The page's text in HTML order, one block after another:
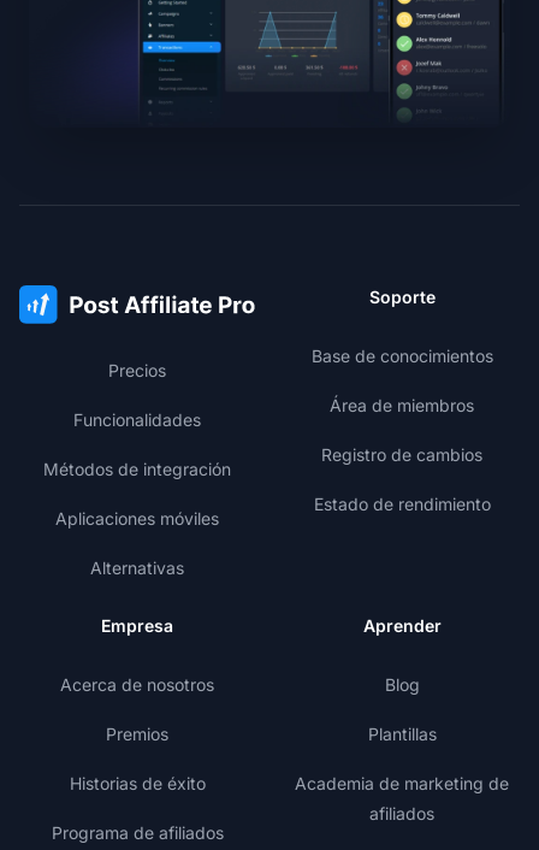
Precios
Funcionalidades
Métodos de integración
Aplicaciones móviles
Alternativas
Soporte
Base de conocimientos
Área de miembros
Registro de cambios
Estado de rendimiento
Empresa
Acerca de nosotros
Premios
Historias de éxito
Programa de afiliados
Aprender
Blog
Plantillas
Academia de marketing de
afiliados